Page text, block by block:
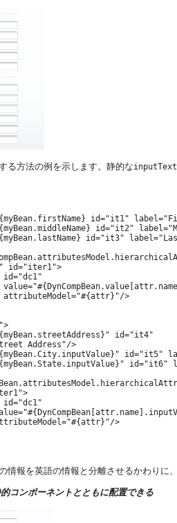
る方法の例を示します。静的なinputText
id="it1"
id="it2"
id="it3"
id="iter1">
id="dc1"
>
id="it4"
Address"/>
id="it5"
id="it6"
id="dc1"
>
情報を英語の情報と分離させるかわりに
コンポーネントとともに配置できる